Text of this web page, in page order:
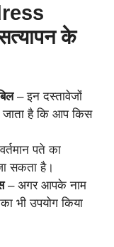
के
– इन दस्तावेजों
जाता है कि आप किस
पते का
सकता है।
– अगर आपके नाम
भी उपयोग किया